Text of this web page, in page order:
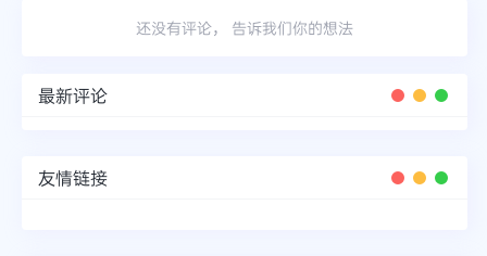
还没有评论， 告诉我们你的想法
最新评论
友情链接